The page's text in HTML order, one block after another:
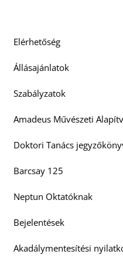
Elérhetőség
Állásajánlatok
Szabályzatok
Amadeus Művészeti
Doktori Tanács
Barcsay 125
Neptun Oktatóknak
Bejelentések
Akadálymentesítési